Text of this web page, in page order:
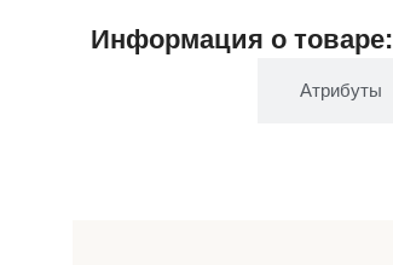
Информация о товаре:
Атрибуты